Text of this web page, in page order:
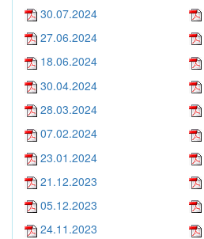
30.07.2024
27.06.2024
18.06.2024
30.04.2024
28.03.2024
07.02.2024
23.01.2024
21.12.2023
05.12.2023
24.11.2023